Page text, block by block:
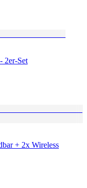
2er-Set
+ 2x Wireless